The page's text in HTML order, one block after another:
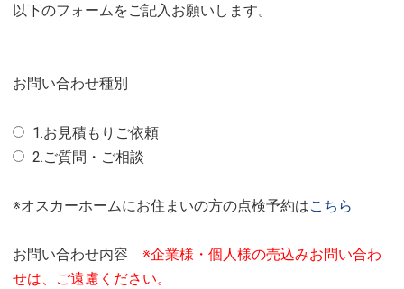
以下のフォームをご記入お願いします。
お問い合わせ種別
1.お見積もりご依頼
2.ご質問・ご相談
※オスカーホームにお住まいの方の点検予約はこちら
お問い合わせ内容 ※企業様・個人様の売込みお問い合わ
せは、ご遠慮ください。